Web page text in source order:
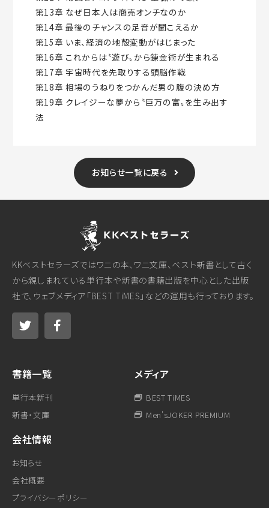
第13章 なぜ日本人は商売オンチなのか
第14章 最後のチャンスの足音が聞こえるか
第15章 いま、経済の地殻変動がはじまった
第16章 これからは〝遊び〟から錬金術が生まれる
第17章 宇宙時代を先取りする頭脳作戦
第18章 相場のうねりをつかんだ男の腹の決め方
第19章 クレイジーな夢から〝巨万の富〟を生み出す
法
お知らせ一覧に戻る
KKベストセラーズではワニの本、ワニ文庫、ベスト新書として古く
から親しまれている単行本や新書の書籍出版を中心とした出版
社で、ウェブメディア「BEST TiMES」などの運用も行っております。
書籍一覧
単行本新刊
新書・文庫
メディア
BEST TiMES
Men'sJOKER PREMIUM
会社情報
お知らせ
会社概要
プライバシーポリシー